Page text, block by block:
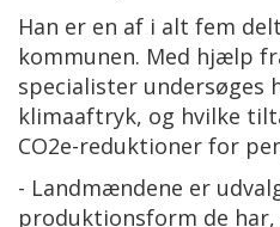
Han er en af i alt fem
kommunen. Med hjælp fra
specialister undersøges
klimaaftryk, og hvilke
CO2e-reduktioner for
- Landmændene er
produktionsform de